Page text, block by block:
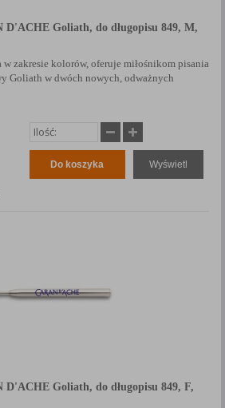
D'ACHE Goliath, do długopisu 849, M,
w zakresie kolorów, oferuje miłośnikom pisania
Goliath w dwóch nowych, odważnych
Do koszyka Wyświetl
D'ACHE Goliath, do długopisu 849, F,